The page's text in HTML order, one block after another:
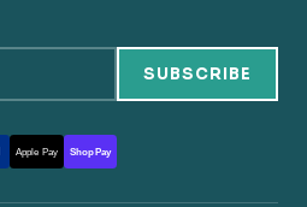
SUBSCRIBE
Apple Pay Shop Pay